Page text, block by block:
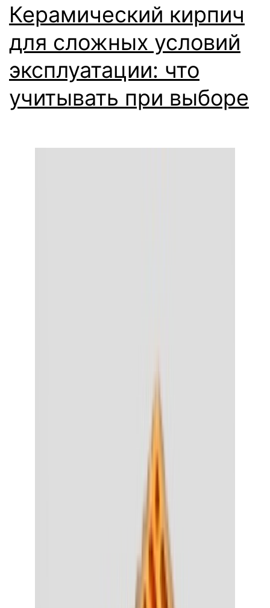
Керамический кирпич
для сложных условий
эксплуатации: что
учитывать при выборе